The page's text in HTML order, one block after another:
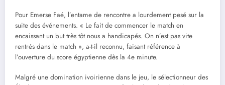
Pour Emerse Faé, l’entame de rencontre a lourdement pesé sur la
suite des événements. « Le fait de commencer le match en
encaissant un but très tôt nous a handicapés. On n’est pas vite
rentrés dans le match », a-t-il reconnu, faisant référence à
l’ouverture du score égyptienne dès la 4e minute.
Malgré une domination ivoirienne dans le jeu, le sélectionneur des